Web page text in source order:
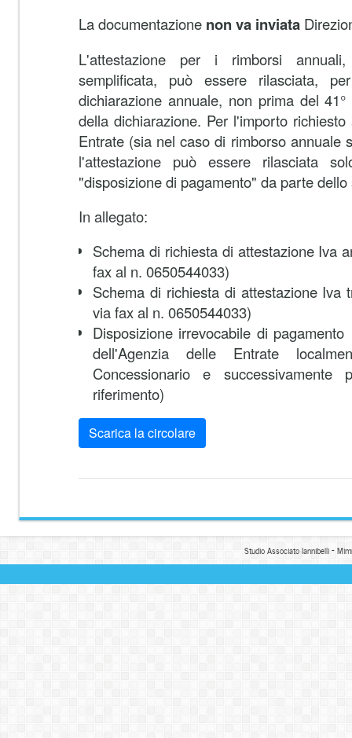
La documentazione non va inviata
L'attestazione per i rimborsi
semplificata, può essere rilasciata,
dichiarazione annuale, non prima del
della dichiarazione. Per l'importo
Entrate (sia nel caso di rimborso annuale
l'attestazione può essere rilasciata
"disposizione di pagamento" da parte
In allegato:
Schema di richiesta di attestazione Iva
fax al n. 0650544033)
Schema di richiesta di attestazione Iva
via fax al n. 0650544033)
Disposizione irrevocabile di
dell'Agenzia delle Entrate
Concessionario e
riferimento)
Scarica la circolare
Studio Associato Iannibelli -